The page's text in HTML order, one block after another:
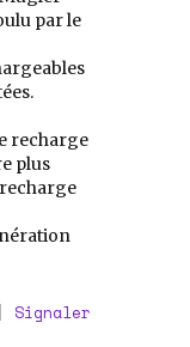
par le
recharge
plus
Signaler